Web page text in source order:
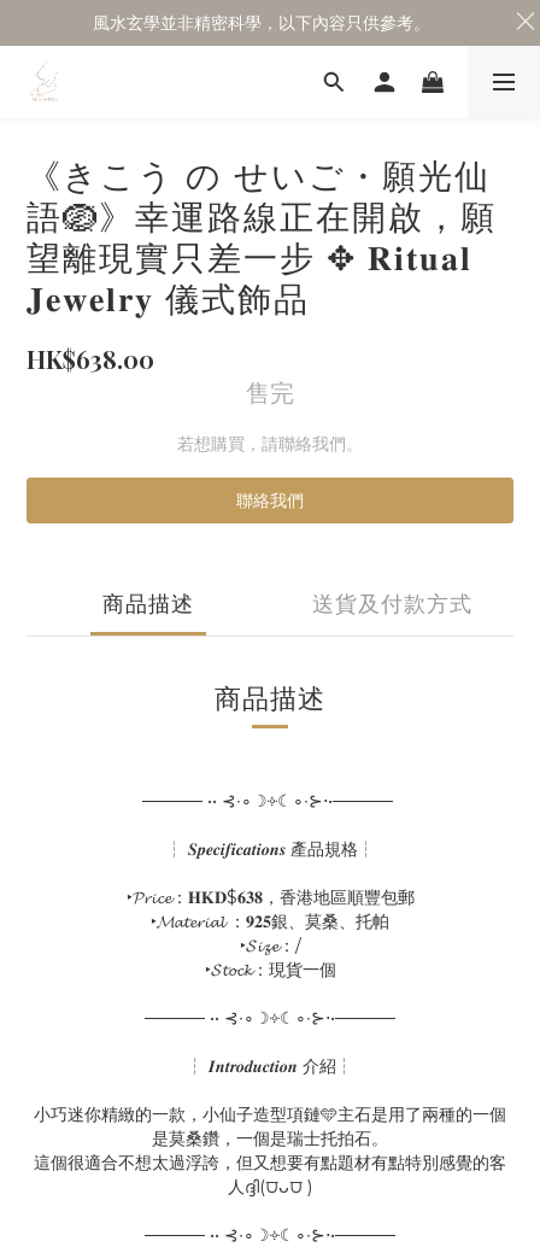
《きこう の せいご・願光仙
語🪺》幸運路線正在開啟，願
望離現實只差一步 ✥ 𝐑𝐢𝐭𝐮𝐚𝐥
𝐉𝐞𝐰𝐞𝐥𝐫𝐲 儀式飾品
HK$638.00
售完
若想購買，請聯絡我們。
聯絡我們
商品描述 送貨及付款方式
商品描述
───── •• ⊰∙∘☽༓☾∘∙⊱⋅•─────
┆ 𝑺𝒑𝒆𝒄𝒊𝒇𝒊𝒄𝒂𝒕𝒊𝒐𝒏𝒔 產品規格┆
‣𝓟𝓻𝓲𝓬𝓮：𝐇𝐊𝐃$𝟔𝟑𝟖，香港地區順豐包郵
‣𝓜𝓪𝓽𝓮𝓻𝓲𝓪𝓵 ：𝟗𝟐𝟓銀、莫桑、托帕
‣𝓢𝓲𝔃𝓮：/
‣𝓢𝓽𝓸𝓬𝓴：現貨一個
───── •• ⊰∙∘☽༓☾∘∙⊱⋅•─────
┆ 𝑰𝒏𝒕𝒓𝒐𝒅𝒖𝒄𝒕𝒊𝒐𝒏 介紹┆
小巧迷你精緻的一款，小仙子造型項鏈🩵主石是用了兩種的一個
是莫桑鑽，一個是瑞士托拍石。
這個很適合不想太過浮誇，但又想要有點題材有點特別感覺的客
人ദ്ദി(⩌ᴗ⩌ )
───── •• ⊰∙∘☽༓☾∘∙⊱⋅•─────
風水玄學並非精密科學，以下內容只供參考。